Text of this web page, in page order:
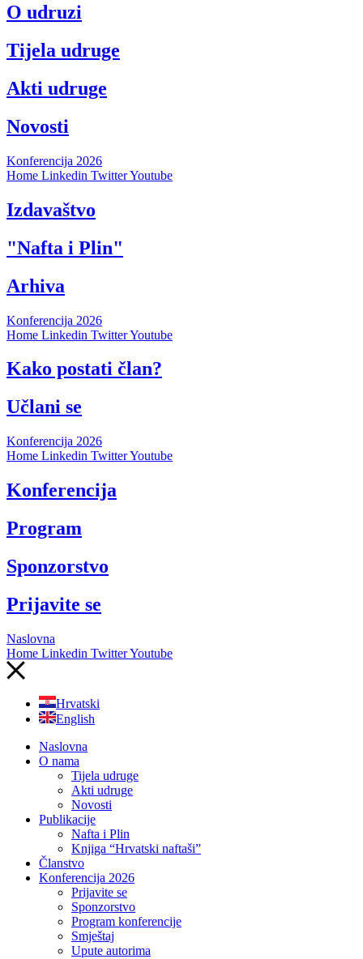
O udruzi
Tijela udruge
Akti udruge
Novosti
Konferencija 2026
Home Linkedin TwitterYoutube
Izdavaštvo
"Nafta i Plin"
Arhiva
Konferencija 2026
Home Linkedin TwitterYoutube
Kako postati član?
Učlani se
Konferencija 2026
Home Linkedin TwitterYoutube
Konferencija
Program
Sponzorstvo
Prijavite se
Naslovna
Home Linkedin TwitterYoutube
Hrvatski
English
Naslovna
O nama
Tijela udruge
Akti udruge
Novosti
Publikacije
Nafta i Plin
Knjiga “Hrvatski naftaši”
Članstvo
Konferencija 2026
Prijavite se
Sponzorstvo
Program konferencije
Smještaj
Upute autorima